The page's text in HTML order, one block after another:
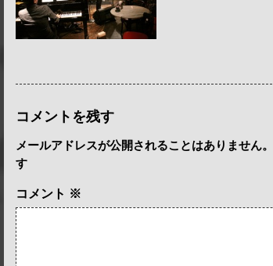
コメントを残す
メールアドレスが公開されることはありません。
す
コメント ※